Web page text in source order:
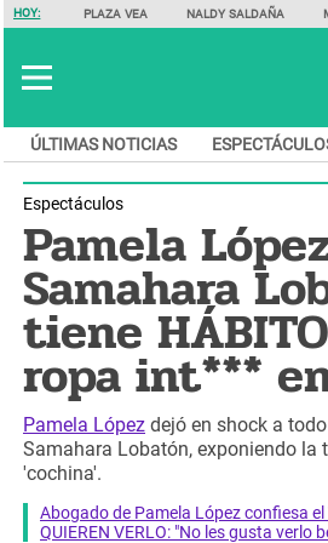
HOY: PLAZA VEA NALDY SALDAÑA
ÚLTIMAS NOTICIAS
Espectáculos
Pamela
Samahara
tiene
ropa int***
Pamela López dejó en shock a
Samahara Lobatón, exponiendo la
'cochina'.
Abogado de Pamela López confiesa el
QUIEREN VERLO: "No les gusta verlo